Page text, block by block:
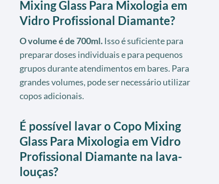
Mixing Glass Para Mixologia em
Vidro Profissional Diamante?
O volume é de 700ml. Isso é suficiente para
preparar doses individuais e para pequenos
grupos durante atendimentos em bares. Para
grandes volumes, pode ser necessário utilizar
copos adicionais.
É possível lavar o Copo Mixing
Glass Para Mixologia em Vidro
Profissional Diamante na lava-
louças?